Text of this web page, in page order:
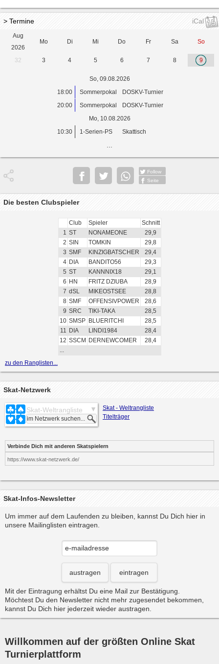
> Termine iCal
Aug
2026
Mo Di Mi Do Fr Sa So
32 3 4 5 6 7 8 9
So, 09.08.2026
18:00
Sommerpokal
DOSKV-Turnier
20:00
Sommerpokal
DOSKV-Turnier
Mo, 10.08.2026
10:30
1-Serien-PS Skattisch
Follow
Seite
Die besten Clubspieler
Club Spieler
Schnitt
1 ST NONAMEONE
29,9
2 SIN TOMKIN
29,8
3 SMF KINZIGBATSCHER
29,4
4 DIA BANDITO56
29,3
5 ST KANNNIX18
29,1
6 HN FRITZ DZIUBA
28,9
7 dSL MIKEOSTSEE
28,8
8 SMF OFFENSIVPOWER
28,6
9 SRC TIKI-TAKA
28,5
10 SMSP BLUERITCHI
28,5
11 DIA LINDI1984
28,4
12 SSCM DERNEWCOMER
28,4
...
zu den Ranglisten...
Skat-Netzwerk
Skat-Weltrangliste
Skat - Weltrangliste
Titelträger
Verbinde Dich mit anderen Skatspielern
https://www.skat-netzwerk.de/
Skat-Infos-Newsletter
Um immer auf dem Laufenden zu bleiben, kannst Du Dich hier in
unsere Mailinglisten eintragen.
austragen eintragen
Mit der Eintragung erhältst Du eine Mail zur Bestätigung.
Möchtest Du den Newsletter nicht mehr zugesendet bekommen,
kannst Du Dich hier jederzeit wieder austragen.
Willkommen auf der größten Online Skat
Turnierplattform